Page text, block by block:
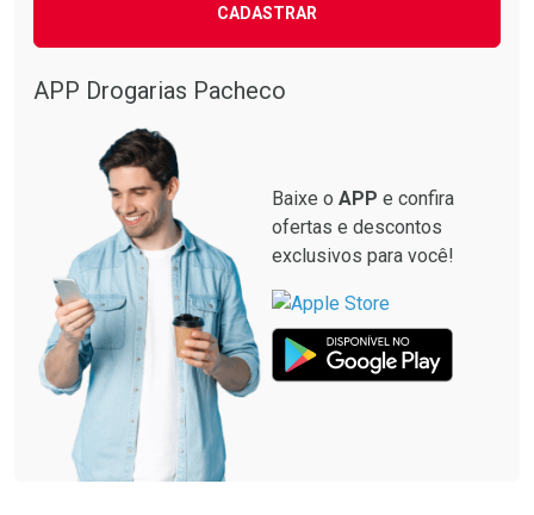
CADASTRAR
APP Drogarias Pacheco
Baixe o APP e confira
ofertas e descontos
exclusivos para você!